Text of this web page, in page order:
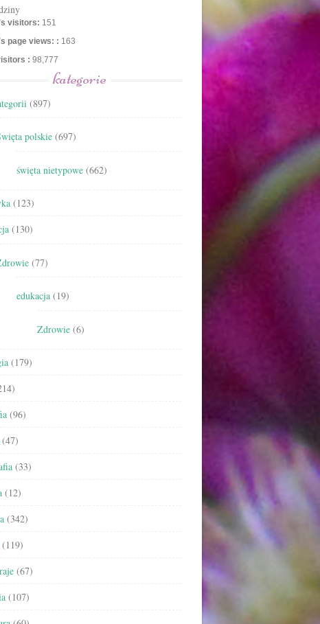
visitors: 151
page views: : 163
: 98,777
kategorie
(897)
polskie (697)
święta nietypowe (662)
(123)
(130)
(77)
edukacja (19)
Zdrowie (6)
(179)
(96)
(47)
(33)
(12)
(342)
(119)
(67)
(107)